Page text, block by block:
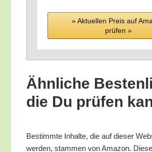
» Aktu­el­len Preis auf
prü­fen »
Ähn­li­che
die Du prü­fen
Bestimm­te Inhal­te, die auf die­ser
wer­den, stam­men von Ama­zon.